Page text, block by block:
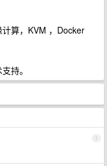
算，KVM ，Docker
持。
1